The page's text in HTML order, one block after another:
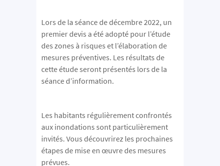
Lors de la séance de décembre 2022, un
premier devis a été adopté pour l’étude
des zones à risques et l’élaboration de
mesures préventives. Les résultats de
cette étude seront présentés lors de la
séance d’information.
Les habitants régulièrement confrontés
aux inondations sont particulièrement
invités. Vous découvrirez les prochaines
étapes de mise en œuvre des mesures
prévues.